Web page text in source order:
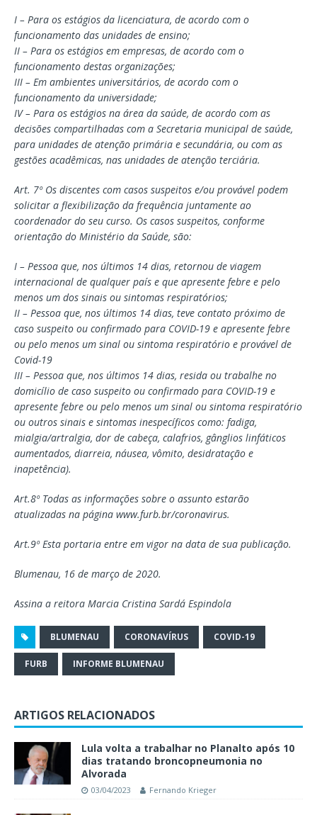
I – Para os estágios da licenciatura, de acordo com o
funcionamento das unidades de ensino;
II – Para os estágios em empresas, de acordo com o
funcionamento destas organizações;
III – Em ambientes universitários, de acordo com o
funcionamento da universidade;
IV – Para os estágios na área da saúde, de acordo com as
decisões compartilhadas com a Secretaria municipal de saúde,
para unidades de atenção primária e secundária, ou com as
gestões acadêmicas, nas unidades de atenção terciária.
Art. 7º Os discentes com casos suspeitos e/ou provável podem
solicitar a flexibilização da frequência juntamente ao
coordenador do seu curso. Os casos suspeitos, conforme
orientação do Ministério da Saúde, são:
I – Pessoa que, nos últimos 14 dias, retornou de viagem
internacional de qualquer país e que apresente febre e pelo
menos um dos sinais ou sintomas respiratórios;
II – Pessoa que, nos últimos 14 dias, teve contato próximo de
caso suspeito ou confirmado para COVID-19 e apresente febre
ou pelo menos um sinal ou sintoma respiratório e provável de
Covid-19
III – Pessoa que, nos últimos 14 dias, resida ou trabalhe no
domicílio de caso suspeito ou confirmado para COVID-19 e
apresente febre ou pelo menos um sinal ou sintoma respiratório
ou outros sinais e sintomas inespecíficos como: fadiga,
mialgia/artralgia, dor de cabeça, calafrios, gânglios linfáticos
aumentados, diarreia, náusea, vômito, desidratação e
inapetência).
Art.8º Todas as informações sobre o assunto estarão
atualizadas na página www.furb.br/coronavirus.
Art.9º Esta portaria entre em vigor na data de sua publicação.
Blumenau, 16 de março de 2020.
Assina a reitora Marcia Cristina Sardá Espindola
BLUMENAU CORONAVÍRUS COVID-19
FURB INFORME BLUMENAU
ARTIGOS RELACIONADOS
Lula volta a trabalhar no Planalto após 10
dias tratando broncopneumonia no
Alvorada
03/04/2023 Fernando Krieger